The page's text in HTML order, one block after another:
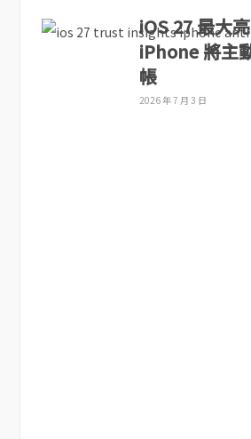
iOS 27 最大
iPhone 將主
帳
2026 年 7 月 3 日